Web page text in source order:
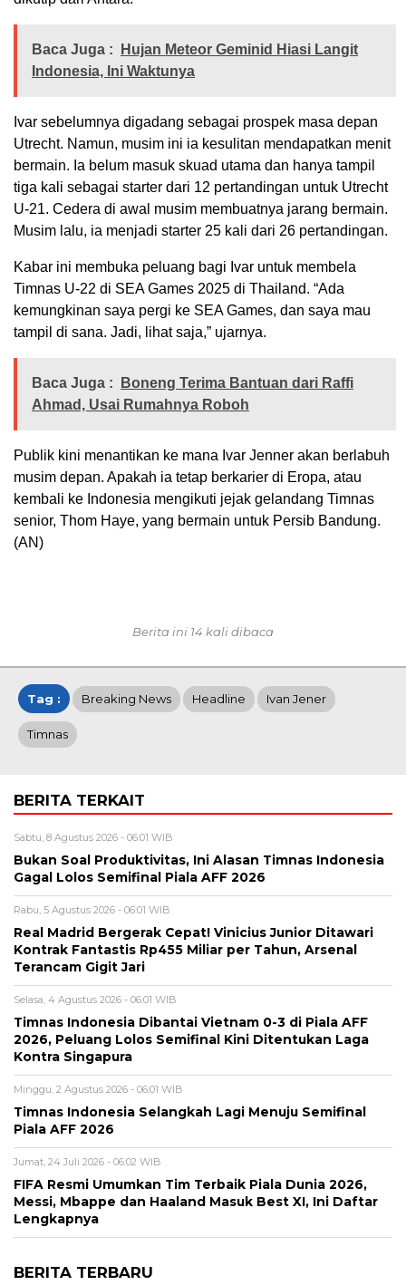
Baca Juga :
Hujan Meteor Geminid Hiasi Langit
Indonesia, Ini Waktunya
Ivar sebelumnya digadang sebagai prospek masa depan
Utrecht. Namun, musim ini ia kesulitan mendapatkan menit
bermain. Ia belum masuk skuad utama dan hanya tampil
tiga kali sebagai starter dari 12 pertandingan untuk Utrecht
U-21. Cedera di awal musim membuatnya jarang bermain.
Musim lalu, ia menjadi starter 25 kali dari 26 pertandingan.
Kabar ini membuka peluang bagi Ivar untuk membela
Timnas U-22 di SEA Games 2025 di Thailand. “Ada
kemungkinan saya pergi ke SEA Games, dan saya mau
tampil di sana. Jadi, lihat saja,” ujarnya.
Baca Juga :
Boneng Terima Bantuan dari Raffi
Ahmad, Usai Rumahnya Roboh
Publik kini menantikan ke mana Ivar Jenner akan berlabuh
musim depan. Apakah ia tetap berkarier di Eropa, atau
kembali ke Indonesia mengikuti jejak gelandang Timnas
senior, Thom Haye, yang bermain untuk Persib Bandung.
(AN)
Berita ini 14 kali dibaca
Tag : Breaking News Headline Ivan Jener
Timnas
BERITA TERKAIT
Sabtu, 8 Agustus 2026 - 06:01 WIB
Bukan Soal Produktivitas, Ini Alasan Timnas Indonesia
Gagal Lolos Semifinal Piala AFF 2026
Rabu, 5 Agustus 2026 - 06:01 WIB
Real Madrid Bergerak Cepat! Vinicius Junior Ditawari
Kontrak Fantastis Rp455 Miliar per Tahun, Arsenal
Terancam Gigit Jari
Selasa, 4 Agustus 2026 - 06:01 WIB
Timnas Indonesia Dibantai Vietnam 0-3 di Piala AFF
2026, Peluang Lolos Semifinal Kini Ditentukan Laga
Kontra Singapura
Minggu, 2 Agustus 2026 - 06:01 WIB
Timnas Indonesia Selangkah Lagi Menuju Semifinal
Piala AFF 2026
Jumat, 24 Juli 2026 - 06:02 WIB
FIFA Resmi Umumkan Tim Terbaik Piala Dunia 2026,
Messi, Mbappe dan Haaland Masuk Best XI, Ini Daftar
Lengkapnya
BERITA TERBARU